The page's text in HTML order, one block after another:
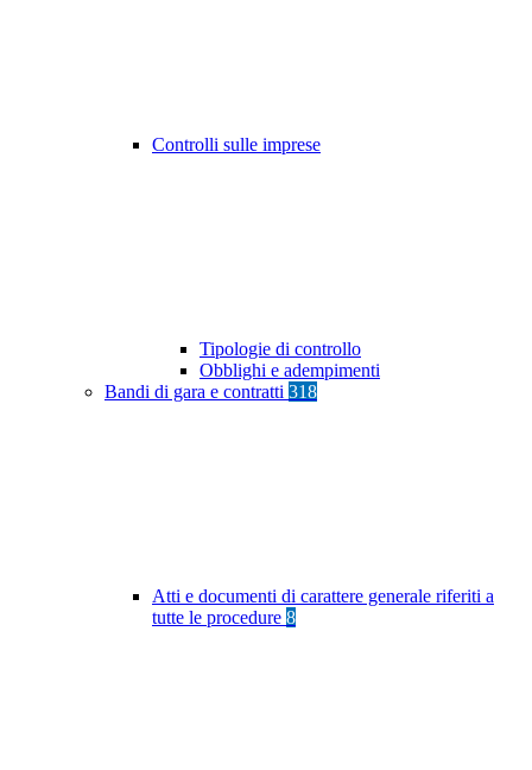
Controlli sulle imprese
Tipologie di controllo
Obblighi e adempimenti
Bandi di gara e contratti 318
Atti e documenti di carattere generale riferiti a
tutte le procedure 8